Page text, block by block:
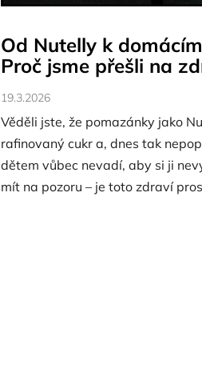
Od Nutelly k
Proč jsme přešli na
19.3.2026
Věděli jste, že pomazánky jako
rafinovaný cukr a, dnes tak
dětem vůbec nevadí, aby si ji
mít na pozoru – je toto zdraví